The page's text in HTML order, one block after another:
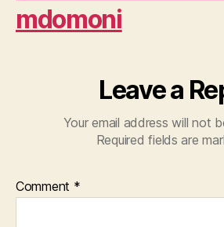
mdomoni
Leave a
Your email address will not
Required fields are
Comment *